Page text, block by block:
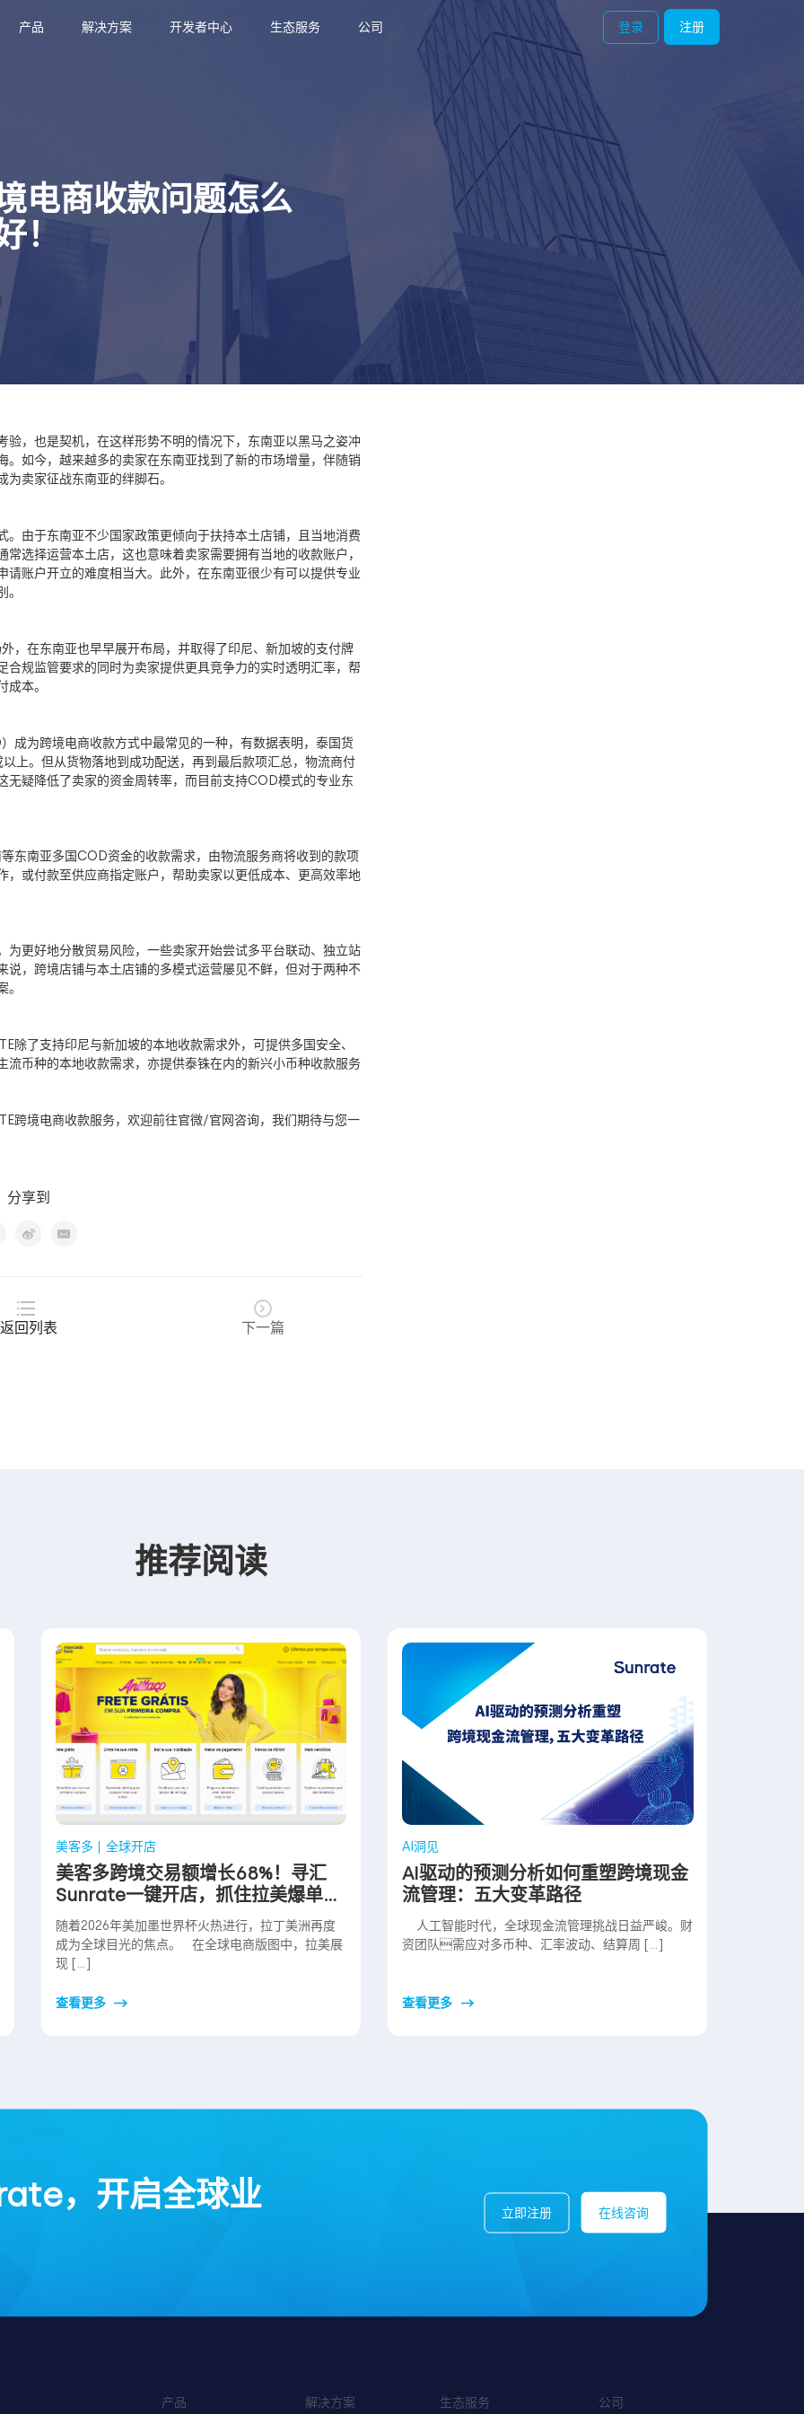
产品 解决方案 开发者中心 生态服务 公司 登录 注册
电商收款问题怎么
！
，也是契机，在这样形势不明的情况下，东南亚以黑马之姿冲
如今，越来越多的卖家在东南亚找到了新的市场增量，伴随销
卖家征战东南亚的绊脚石。
由于东南亚不少国家政策更倾向于扶持本土店铺，且当地消费
选择运营本土店，这也意味着卖家需要拥有当地的收款账户，
账户开立的难度相当大。此外，在东南亚很少有可以提供专业
，在东南亚也早早展开布局，并取得了印尼、新加坡的支付牌
规监管要求的同时为卖家提供更具竞争力的实时透明汇率，帮
本。
）成为跨境电商收款方式中最常见的一种，有数据表明，泰国货
以上。但从货物落地到成功配送，再到最后款项汇总，物流商付
无疑降低了卖家的资金周转率，而目前支持COD模式的专业东
东南亚多国COD资金的收款需求，由物流服务商将收到的款项
或付款至供应商指定账户，帮助卖家以更低成本、更高效率地
更好地分散贸易风险，一些卖家开始尝试多平台联动、独立站
，跨境店铺与本土店铺的多模式运营屡见不鲜，但对于两种不
除了支持印尼与新加坡的本地收款需求外，可提供多国安全、
币种的本地收款需求，亦提供泰铢在内的新兴小币种收款服务
跨境电商收款服务，欢迎前往官微/官网咨询，我们期待与您一
分享到
返回列表 下一篇
推荐阅读
美客多 全球开店
美客多跨境交易额增长68%！寻汇
Sunrate一键开店，抓住拉美爆单红
利
随着2026年美加墨世界杯火热进行，拉丁美洲再度
成为全球目光的焦点。 在全球电商版图中，拉美展
现 […]
查看更多
AI洞见
AI驱动的预测分析如何重塑跨境现金
流管理：五大变革路径
人工智能时代，全球现金流管理挑战日益严峻。财
资团队需应对多币种、汇率波动、结算周 […]
查看更多
，开启全球业 立即注册 在线咨询
产品 解决方案 生态服务 公司